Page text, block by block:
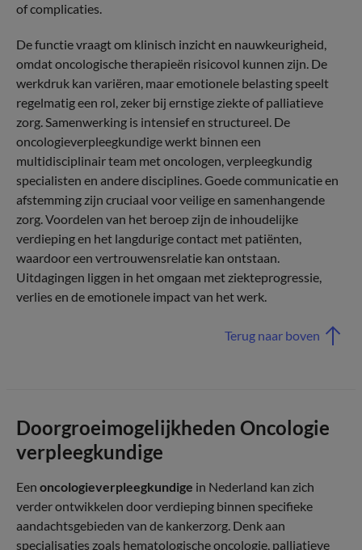
of complicaties.
De functie vraagt om klinisch inzicht en nauwkeurigheid,
omdat oncologische therapieën risicovol kunnen zijn. De
werkdruk kan variëren, maar emotionele belasting speelt
regelmatig een rol, zeker bij ernstige ziekte of palliatieve
zorg. Samenwerking is intensief en structureel. De
oncologieverpleegkundige werkt binnen een
multidisciplinair team met oncologen, verpleegkundig
specialisten en andere disciplines. Goede communicatie en
afstemming zijn cruciaal voor veilige en samenhangende
zorg. Voordelen van het beroep zijn de inhoudelijke
verdieping en het langdurige contact met patiënten,
waardoor een vertrouwensrelatie kan ontstaan.
Uitdagingen liggen in het omgaan met ziekteprogressie,
verlies en de emotionele impact van het werk.
Terug naar boven
Doorgroeimogelijkheden Oncologie
verpleegkundige
Een oncologieverpleegkundige in Nederland kan zich
verder ontwikkelen door verdieping binnen specifieke
aandachtsgebieden van de kankerzorg. Denk aan
specialisaties zoals hematologische oncologie, palliatieve